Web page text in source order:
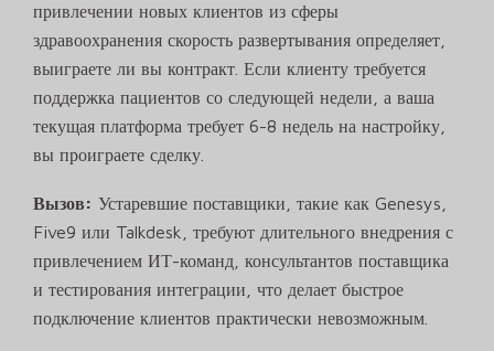
привлечении новых клиентов из сферы
здравоохранения скорость развертывания определяет,
выиграете ли вы контракт. Если клиенту требуется
поддержка пациентов со следующей недели, а ваша
текущая платформа требует 6-8 недель на настройку,
вы проиграете сделку.
Вызов: Устаревшие поставщики, такие как Genesys,
Five9 или Talkdesk, требуют длительного внедрения с
привлечением ИТ-команд, консультантов поставщика
и тестирования интеграции, что делает быстрое
подключение клиентов практически невозможным.